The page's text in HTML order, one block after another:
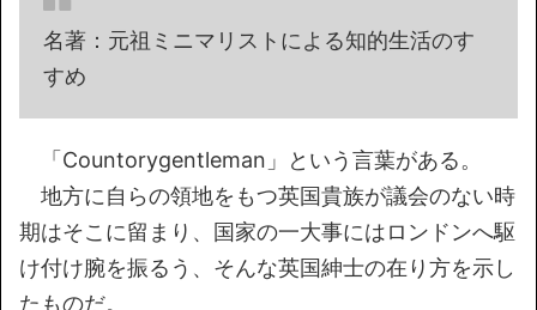
名著：元祖ミニマリストによる知的生活のす
すめ
「Countorygentleman」という言葉がある。
地方に自らの領地をもつ英国貴族が議会のない時
期はそこに留まり、国家の一大事にはロンドンへ駆
け付け腕を振るう、そんな英国紳士の在り方を示し
たものだ。